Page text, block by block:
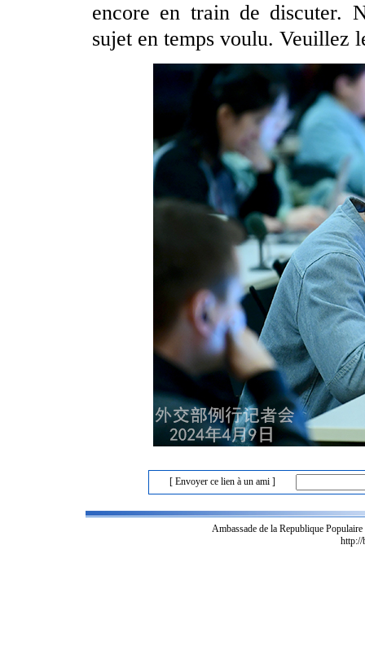
encore en train de discuter.
sujet en temps voulu. Veuillez
[ Envoyer ce lien à un ami ]
Ambassade de la Republique
http://